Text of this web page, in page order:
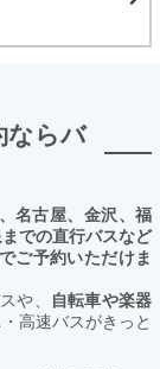
ならバ
名古屋、金沢、福
での直行バスなど
ご予約いただけま
や、
自転車や楽器
高速バスがきっと